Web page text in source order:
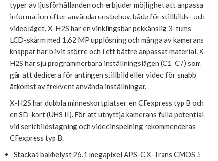
typer av ljusförhållanden och erbjuder möjlighet att anpassa
information efter användarens behov, både för stillbilds- och
videoläget. X-H2S har en vinklingsbar pekkänslig 3-tums
LCD-skärm med 1,62 MP upplösning och många av kamerans
knappar har blivit större och i ett bättre anpassat material. X-
H2S har sju programmerbara inställningslägen (C1-C7) som
går att dedicera för antingen stillbild eller video för snabb
åtkomst av frekvent använda inställningar.
X-H2S har dubbla minneskortplatser, en CFexpress typ B och
en SD-kort (UHS II). För att utnyttja kamerans fulla potential
vid seriebildstagning och videoinspelning rekommenderas
CFexpress typ B.
Stackad bakbelyst 26.1 megapixel APS-C X-Trans CMOS 5